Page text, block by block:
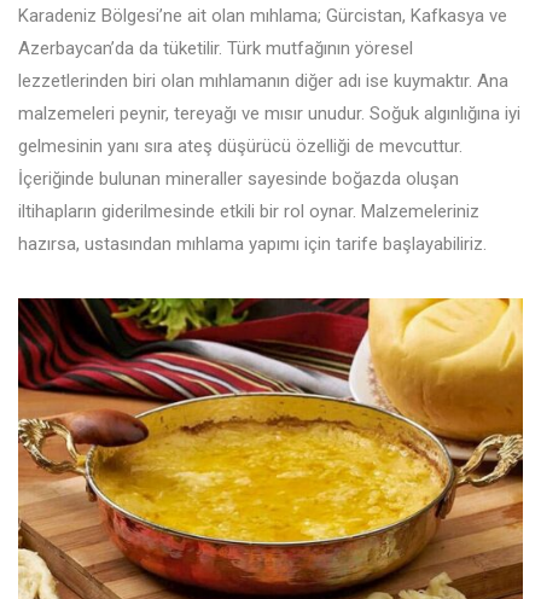
Karadeniz Bölgesi’ne ait olan mıhlama; Gürcistan, Kafkasya ve
Azerbaycan’da da tüketilir. Türk mutfağının yöresel
lezzetlerinden biri olan mıhlamanın diğer adı ise kuymaktır. Ana
malzemeleri peynir, tereyağı ve mısır unudur. Soğuk algınlığına iyi
gelmesinin yanı sıra ateş düşürücü özelliği de mevcuttur.
İçeriğinde bulunan mineraller sayesinde boğazda oluşan
iltihapların giderilmesinde etkili bir rol oynar. Malzemeleriniz
hazırsa, ustasından mıhlama yapımı için tarife başlayabiliriz.